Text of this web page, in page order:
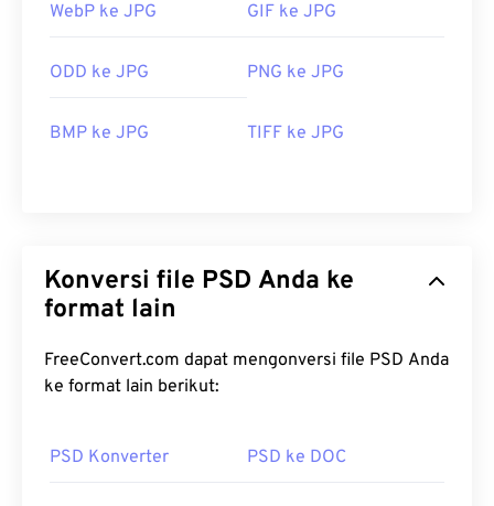
WebP ke JPG GIF ke JPG
ODD ke JPG PNG ke JPG
BMP ke JPG TIFF ke JPG
Konversi file PSD Anda ke
format lain
FreeConvert.com dapat mengonversi file PSD Anda
ke format lain berikut:
PSD Konverter PSD ke DOC